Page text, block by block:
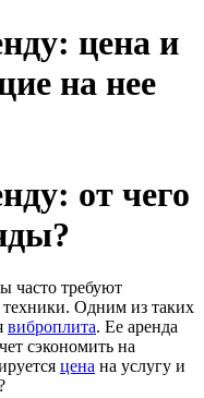
цена и
на нее
от чего
часто требуют
техники. Одним из таких
виброплита. Ее аренда
сэкономить на
цена на услугу и